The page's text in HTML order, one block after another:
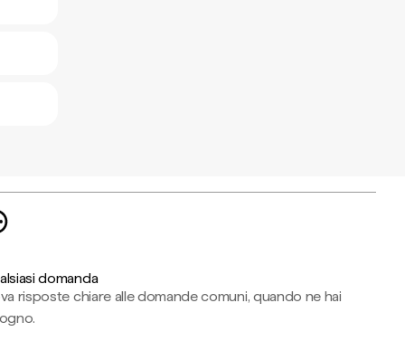
domanda
risposte chiare alle domande comuni, quando ne hai